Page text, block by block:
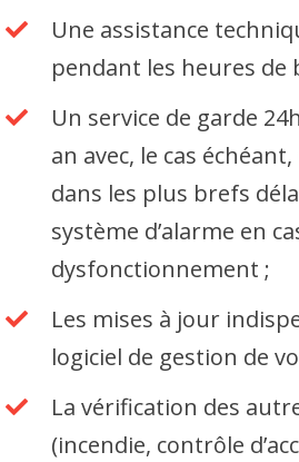
Une assistance
pendant les heures de
Un service de garde
an avec, le cas
dans les plus brefs
système d’alarme en
dysfonctionnement ;
Les mises à jour
logiciel de gestion de
La vérification des
(incendie, contrôle